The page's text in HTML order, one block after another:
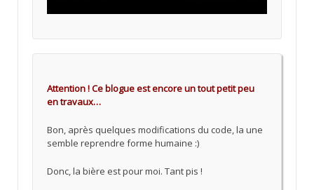
Attention ! Ce blogue est encore un tout petit peu
en travaux…
Bon, après quelques modifications du code, la une
semble reprendre forme humaine :)
Donc, la bière est pour moi. Tant pis !